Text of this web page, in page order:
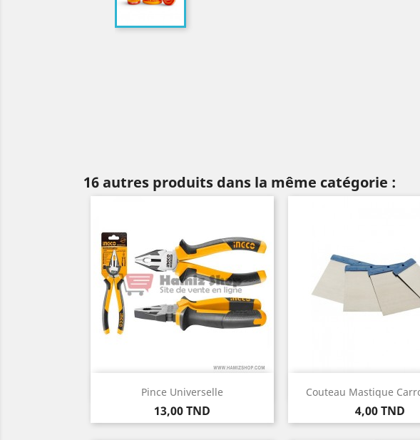
16 autres produits dans la même catégorie :
Pince Universelle
Prix
13,00 TND
Aperçu rapide Couteau Mastique
Prix
4,00 TND
 Aperçu